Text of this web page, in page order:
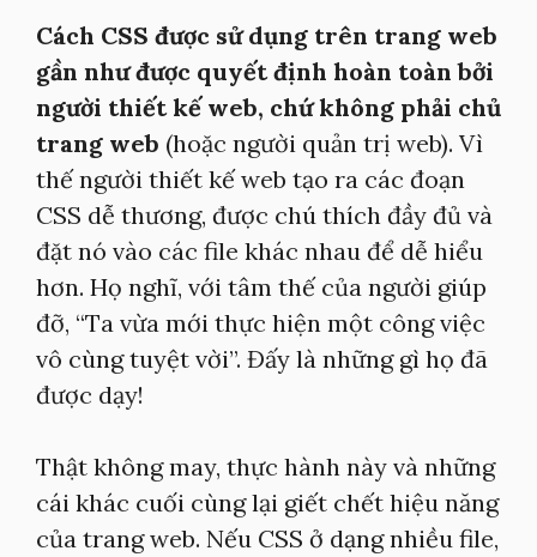
Cách CSS được sử dụng trên trang web
gần như được quyết định hoàn toàn bởi
người thiết kế web, chứ không phải chủ
trang web (hoặc người quản trị web). Vì
thế người thiết kế web tạo ra các đoạn
CSS dễ thương, được chú thích đầy đủ và
đặt nó vào các file khác nhau để dễ hiểu
hơn. Họ nghĩ, với tâm thế của người giúp
đỡ, “Ta vừa mới thực hiện một công việc
vô cùng tuyệt vời”. Đấy là những gì họ đã
được dạy!
Thật không may, thực hành này và những
cái khác cuối cùng lại giết chết hiệu năng
của trang web. Nếu CSS ở dạng nhiều file,